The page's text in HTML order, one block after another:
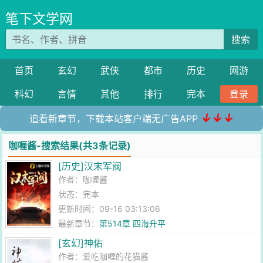
笔下文学网
搜索
首页 玄幻 武侠 都市 历史
网游
科幻
言情 其他 排行 完本 登录
追看新章节，下载本站客户端无广告APP ↓↓↓
咖喱酱-搜索结果(共3条记录)
[历史]汉末军阀
作者： 咖喱酱
状态：完本
更新时间：09-16 03:13:06
最新章节：第514章 四海升平
[玄幻]神佑
作者： 爱吃咖喱的花猫酱